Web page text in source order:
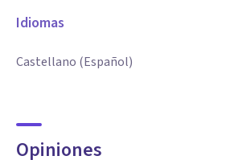
Idiomas
Castellano (Español)
Opiniones